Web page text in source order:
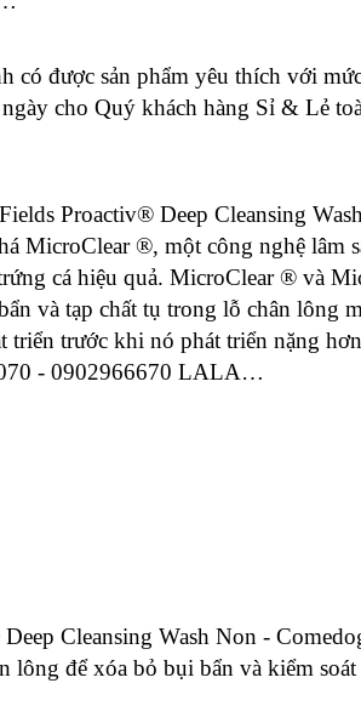
có được sản phẩm yêu thích với
cho Quý khách hàng Sỉ & Lẻ
Proactiv® Deep Cleansing
MicroClear ®, một công nghệ lâm
cá hiệu quả. MicroClear ® và
và tạp chất tụ trong lỗ chân lông
trước khi nó phát triển nặng
- 0902966670 LALA…
Cleansing Wash Non -
để xóa bỏ bụi bẩn và kiểm soát